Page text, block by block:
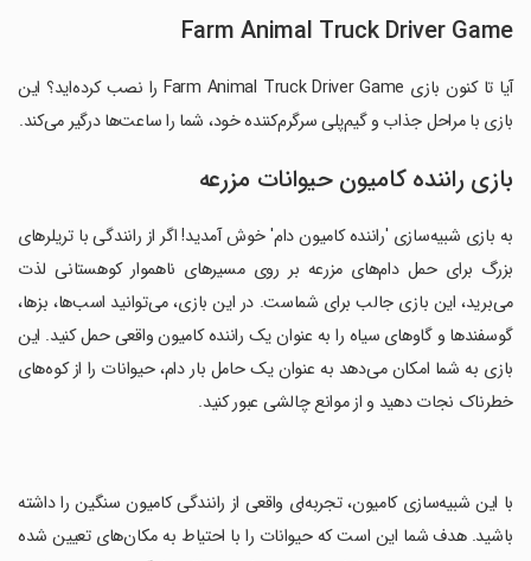
Farm Animal Truck Driver Game
آیا تا کنون بازی Farm Animal Truck Driver Game را نصب کرده‌اید؟ این
بازی با مراحل جذاب و گیم‌پلی سرگرم‌کننده خود، شما را ساعت‌ها درگیر می‌کند.
بازی راننده کامیون حیوانات مزرعه
به بازی شبیه‌سازی 'راننده کامیون دام' خوش آمدید! اگر از رانندگی با تریلرهای
بزرگ برای حمل دام‌های مزرعه بر روی مسیرهای ناهموار کوهستانی لذت
می‌برید، این بازی جالب برای شماست. در این بازی، می‌توانید اسب‌ها، بزها،
گوسفندها و گاوهای سیاه را به عنوان یک راننده کامیون واقعی حمل کنید. این
بازی به شما امکان می‌دهد به عنوان یک حامل بار دام، حیوانات را از کوه‌های
خطرناک نجات دهید و از موانع چالشی عبور کنید.
‏با این شبیه‌سازی کامیون، تجربه‌ای واقعی از رانندگی کامیون سنگین را داشته
باشید. هدف شما این است که حیوانات را با احتیاط به مکان‌های تعیین شده